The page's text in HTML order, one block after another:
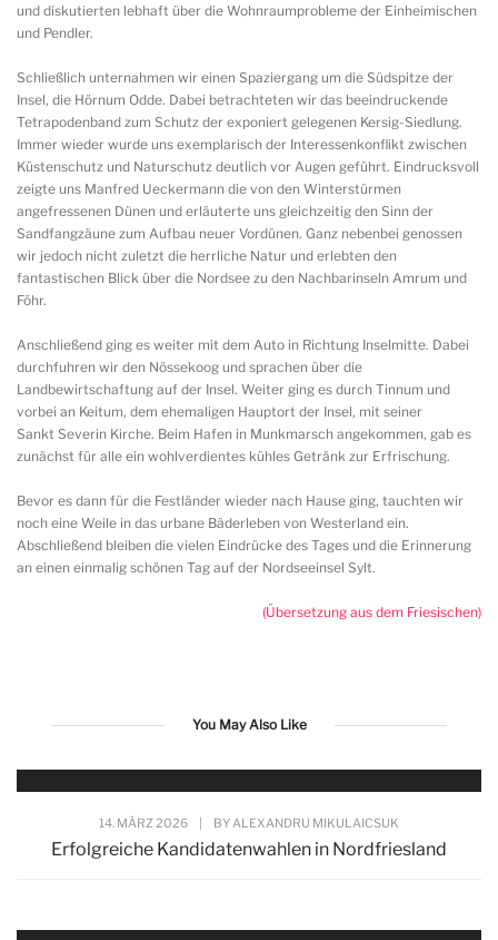
und diskutierten lebhaft über die Wohnraumprobleme der Einheimischen
und Pendler.
Schließlich unternahmen wir einen Spaziergang um die Südspitze der
Insel, die Hörnum Odde. Dabei betrachteten wir das beeindruckende
Tetrapodenband zum Schutz der exponiert gelegenen Kersig-Siedlung.
Immer wieder wurde uns exemplarisch der Interessenkonflikt zwischen
Küstenschutz und Naturschutz deutlich vor Augen geführt. Eindrucksvoll
zeigte uns Manfred Ueckermann die von den Winterstürmen
angefressenen Dünen und erläuterte uns gleichzeitig den Sinn der
Sandfangzäune zum Aufbau neuer Vordünen. Ganz nebenbei genossen
wir jedoch nicht zuletzt die herrliche Natur und erlebten den
fantastischen Blick über die Nordsee zu den Nachbarinseln Amrum und
Föhr.
Anschließend ging es weiter mit dem Auto in Richtung Inselmitte. Dabei
durchfuhren wir den Nössekoog und sprachen über die
Landbewirtschaftung auf der Insel. Weiter ging es durch Tinnum und
vorbei an Keitum, dem ehemaligen Hauptort der Insel, mit seiner
Sankt Severin Kirche. Beim Hafen in Munkmarsch angekommen, gab es
zunächst für alle ein wohlverdientes kühles Getränk zur Erfrischung.
Bevor es dann für die Festländer wieder nach Hause ging, tauchten wir
noch eine Weile in das urbane Bäderleben von Westerland ein.
Abschließend bleiben die vielen Eindrücke des Tages und die Erinnerung
an einen einmalig schönen Tag auf der Nordseeinsel Sylt.
(Übersetzung aus dem Friesischen)
You May Also Like
14. MÄRZ 2026 | BY ALEXANDRU MIKULAICSUK
Erfolgreiche Kandidatenwahlen in Nordfriesland